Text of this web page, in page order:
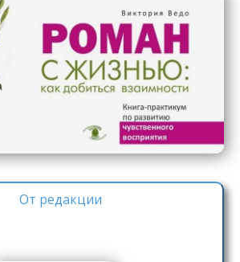
От редакции